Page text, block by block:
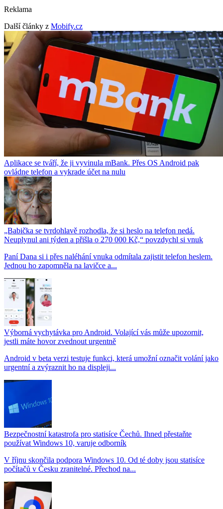
Reklama
Další články z Mobify.cz
Aplikace se tváří, že ji vyvinula mBank. Přes OS Android pak
ovládne telefon a vykrade účet na nulu
„Babička se tvrdohlavě rozhodla, že si heslo na telefon nedá.
Neuplynul ani týden a přišla o 270 000 Kč,“ povzdychl si vnuk
Paní Dana si i přes naléhání vnuka odmítala zajistit telefon heslem.
Jednou ho zapomněla na lavičce a...
Výborná vychytávka pro Android. Volající vás může upozornit,
jestli máte hovor zvednout urgentně
Android v beta verzi testuje funkci, která umožní označit volání jako
urgentní a zvýraznit ho na displeji...
Bezpečnostní katastrofa pro statisíce Čechů. Ihned přestaňte
používat Windows 10, varuje odborník
V říjnu skončila podpora Windows 10. Od té doby jsou statisíce
počítačů v Česku zranitelné. Přechod na...